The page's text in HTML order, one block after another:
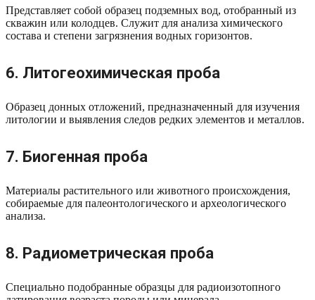
Представляет собой образец подземных вод, отобранный из
скважин или колодцев. Служит для анализа химического
состава и степени загрязнения водных горизонтов.
6. Литогеохимическая проба
Образец донных отложений, предназначенный для изучения
литологии и выявления следов редких элементов и металлов.
7. Биогенная проба
Материалы растительного или животного происхождения,
собираемые для палеонтологического и археологического
анализа.
8. Радиометрическая проба
Специально подобранные образцы для радиоизотопного